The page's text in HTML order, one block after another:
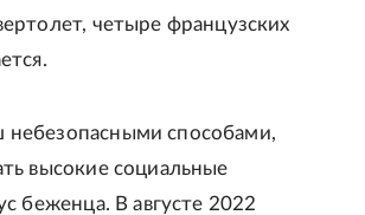
четыре французских
способами,
высокие социальные
беженца. В августе 2022